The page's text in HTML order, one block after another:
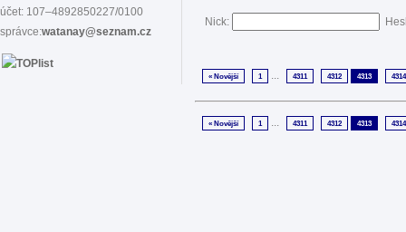
účet: 107–4892850227/0100
správce:watanay@seznam.cz
Nick:
« Novější 1 ... 4311 4312 4313 4314
« Novější 1 ... 4311 4312 4313 4314